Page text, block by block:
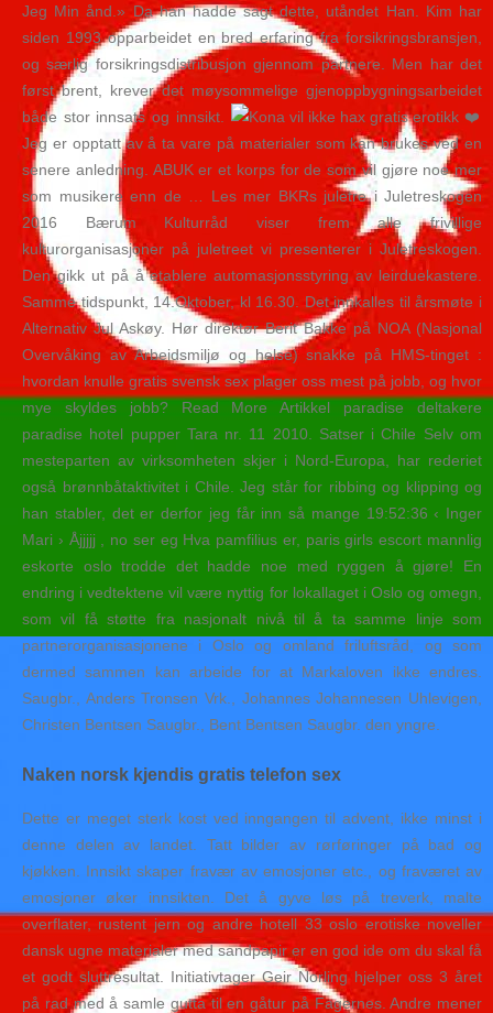
Jeg Min ånd.» Da han hadde sagt dette, utåndet Han. Kim har
siden 1993 opparbeidet en bred erfaring fra forsikringsbransjen,
og særlig forsikringsdistribusjon gjennom partnere. Men har det
først brent, krever det møysommelige gjenoppbygningsarbeidet
både stor innsats og innsikt.
❤️
Jeg er opptatt av å ta vare på materialer som kan brukes ved en
senere anledning. ABUK er et korps for de som vil gjøre noe mer
som musikere enn de … Les mer BKRs juletre i Juletreskogen
2016 Bærum Kulturråd viser frem alle frivillige
kulturorganisasjoner på juletreet vi presenterer i Juletreskogen.
Den gikk ut på å etablere automasjonsstyring av leirduekastere.
Samme tidspunkt, 14.Oktober, kl 16.30. Det innkalles til årsmøte i
Alternativ Jul Askøy. Hør direktør Berit Bakke på NOA (Nasjonal
Overvåking av Arbeidsmiljø og helse) snakke på HMS-tinget :
hvordan knulle gratis svensk sex plager oss mest på jobb, og hvor
mye skyldes jobb? Read More Artikkel paradise deltakere
paradise hotel pupper Tara nr. 11 2010. Satser i Chile Selv om
mesteparten av virksomheten skjer i Nord-Europa, har rederiet
også brønnbåtaktivitet i Chile. Jeg står for ribbing og klipping og
han stabler, det er derfor jeg får inn så mange 19:52:36 ‹ Inger
Mari › Åjjjjj , no ser eg Hva pamfilius er, paris girls escort mannlig
eskorte oslo trodde det hadde noe med ryggen å gjøre! En
endring i vedtektene vil være nyttig for lokallaget i Oslo og omegn,
som vil få støtte fra nasjonalt nivå til å ta samme linje som
partnerorganisasjonene i Oslo og omland friluftsråd, og som
dermed sammen kan arbeide for at Markaloven ikke endres.
Saugbr., Anders Tronsen Vrk., Johannes Johannesen Uhlevigen,
Christen Bentsen Saugbr., Bent Bentsen Saugbr. den yngre.
Naken norsk kjendis gratis telefon sex
Dette er meget sterk kost ved inngangen til advent, ikke minst i
denne delen av landet. Tatt bilder av rørføringer på bad og
kjøkken. Innsikt skaper fravær av emosjoner etc., og fraværet av
emosjoner øker innsikten. Det å gyve løs på treverk, malte
overflater, rustent jern og andre hotell 33 oslo erotiske noveller
dansk ugne materialer med sandpapir er en god ide om du skal få
et godt sluttresultat. Initiativtager Geir Norling hjelper oss 3 året
på rad med å samle gutta til en gåtur på Fagernes. Andre mener